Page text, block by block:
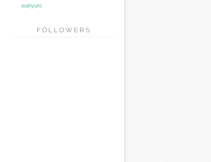
wahyuni
FOLLOWERS